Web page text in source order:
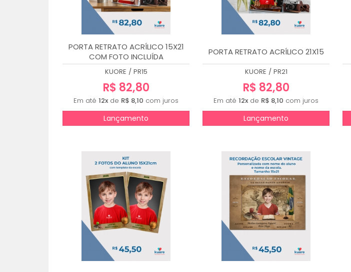
PORTA RETRATO ACRÍLICO 15X21
COM FOTO INCLUÍDA
KUORE / PR15
R$ 82,80
Em até 12x de R$ 8,10 com juros
Lançamento
PORTA RETRATO ACRÍLICO 21X15
KUORE / PR21
R$ 82,80
Em até 12x de R$ 8,10 com juros
Lançamento